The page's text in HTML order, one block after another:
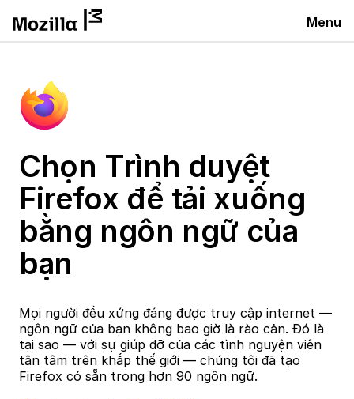
Menu
Chọn Trình duyệt
Firefox để tải xuống
bằng ngôn ngữ của
bạn
Mọi người đều xứng đáng được truy cập internet —
ngôn ngữ của bạn không bao giờ là rào cản. Đó là
tại sao — với sự giúp đỡ của các tình nguyện viên
tận tâm trên khắp thế giới — chúng tôi đã tạo
Firefox có sẵn trong hơn 90 ngôn ngữ.